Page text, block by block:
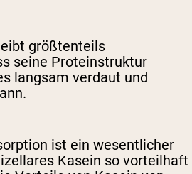
größtenteils
seine Proteinstruktur
langsam verdaut und
ist ein wesentlicher
Kasein so vorteilhaft